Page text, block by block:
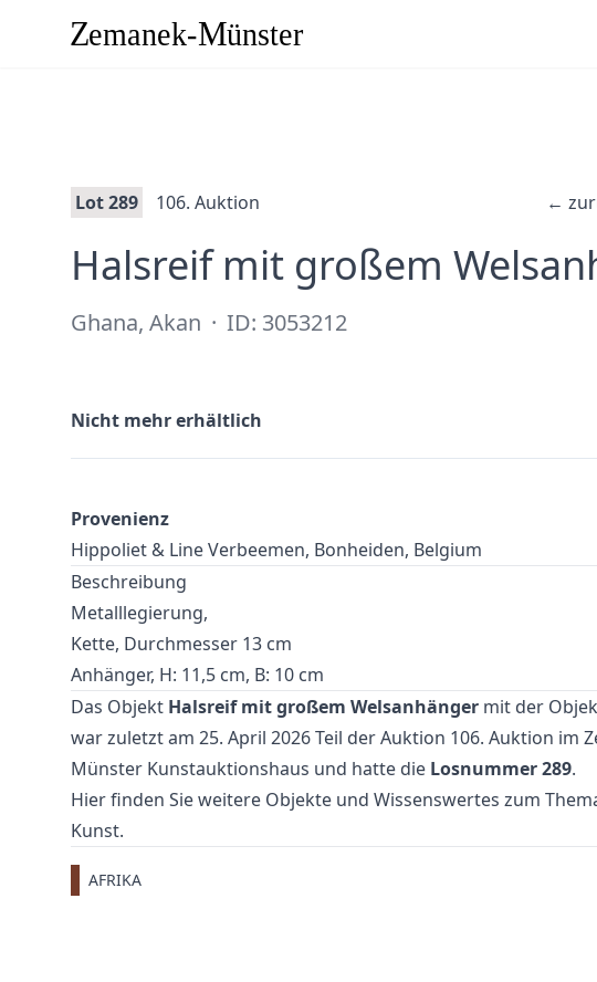
←
Lot 289 106. Auktion
Halsreif mit großem
Ghana, Akan · ID: 3053212
Nicht mehr erhältlich
Provenienz
Hippoliet & Line Verbeemen, Bonheiden, Belgium
Beschreibung
Metalllegierung,
Kette, Durchmesser 13 cm
Anhänger, H: 11,5 cm, B: 10 cm
Das Objekt Halsreif mit großem Welsanhänger mit der
war zuletzt am 25. April 2026 Teil der Auktion 106. Auktion im
Münster Kunstauktionshaus und hatte die Losnummer 289.
Hier finden Sie weitere Objekte und Wissenswertes zum
Kunst.
AFRIKA